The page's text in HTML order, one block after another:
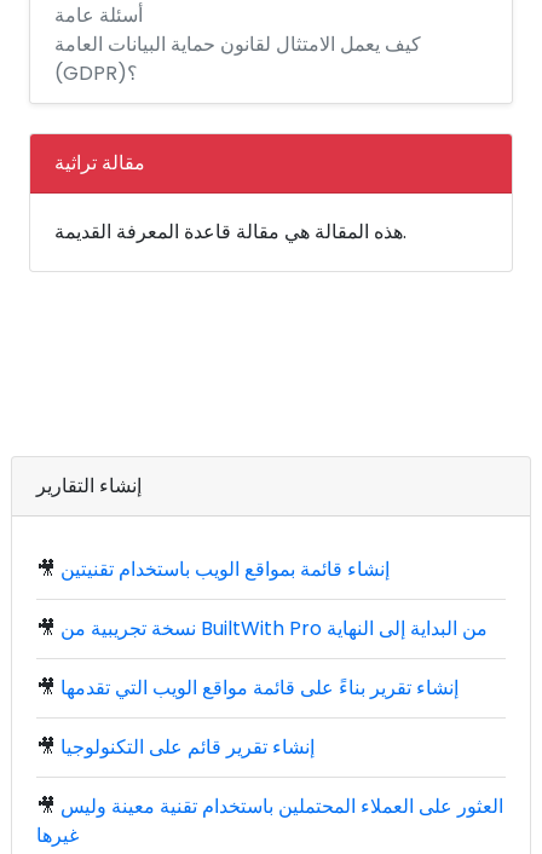
أسئلة عامة
كيف يعمل الامتثال لقانون حماية البيانات العامة
(GDPR)؟
مقالة تراثية
هذه المقالة هي مقالة قاعدة المعرفة القديمة.
إنشاء التقارير
🎥 إنشاء قائمة بمواقع الويب باستخدام تقنيتين
🎥 نسخة تجريبية من BuiltWith Pro من البداية إلى النهاية
🎥 إنشاء تقرير بناءً على قائمة مواقع الويب التي تقدمها
🎥 إنشاء تقرير قائم على التكنولوجيا
🎥 العثور على العملاء المحتملين باستخدام تقنية معينة وليس
غيرها